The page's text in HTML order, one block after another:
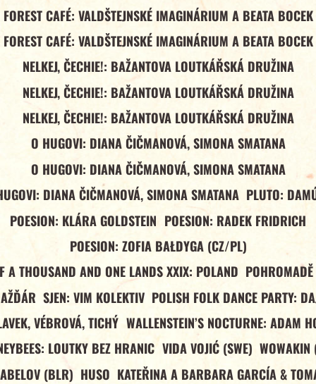
FOREST CAFÉ: VALDŠTEJNSKÉ IMAGINÁRIUM A BEATA BOCEK
FOREST CAFÉ: VALDŠTEJNSKÉ IMAGINÁRIUM A BEATA BOCEK
NELKEJ, ČECHIE!: BAŽANTOVA LOUTKÁŘSKÁ DRUŽINA
NELKEJ, ČECHIE!: BAŽANTOVA LOUTKÁŘSKÁ DRUŽINA
NELKEJ, ČECHIE!: BAŽANTOVA LOUTKÁŘSKÁ DRUŽINA
O HUGOVI: DIANA ČIČMANOVÁ, SIMONA SMATANA
O HUGOVI: DIANA ČIČMANOVÁ, SIMONA SMATANA
DIANA ČIČMANOVÁ, SIMONA SMATANA PLUTO:
POESION: KLÁRA GOLDSTEIN POESION: RADEK FRIDRICH
POESION: ZOFIA BAŁDYGA (CZ/PL)
A THOUSAND AND ONE LANDS XXIX: POLAND
SJEN: VIM KOLEKTIV POLISH FOLK DANCE PARTY:
VÉBROVÁ, TICHÝ WALLENSTEIN’S NOCTURNE: ADAM
LOUTKY BEZ HRANIC VIDA VOJIĆ (SWE) WOWAKIN
(BLR) HUSO KATEŘINA A BARBARA GARCÍA &